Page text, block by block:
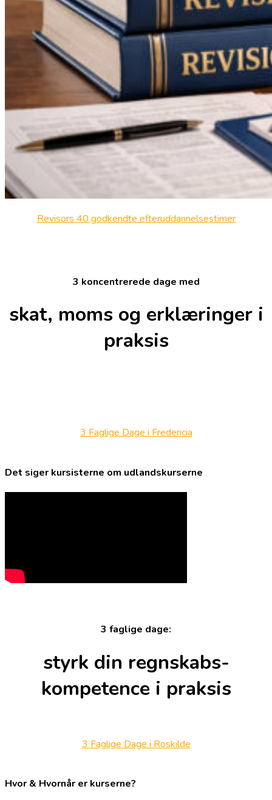
Revisors 40 godkendte efteruddannelsestimer
3 koncentrerede dage med
skat, moms og erklæringer i
praksis
3 Faglige Dage i Fredericia
Det siger kursisterne om udlandskurserne
3 faglige dage:
styrk din regnskabs-
kompetence i praksis
3 Faglige Dage i Roskilde
Hvor & Hvornår er kurserne?